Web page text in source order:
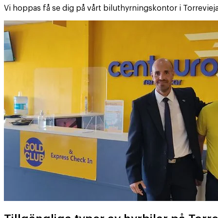
Vi hoppas få se dig på vårt biluthyrningskontor i